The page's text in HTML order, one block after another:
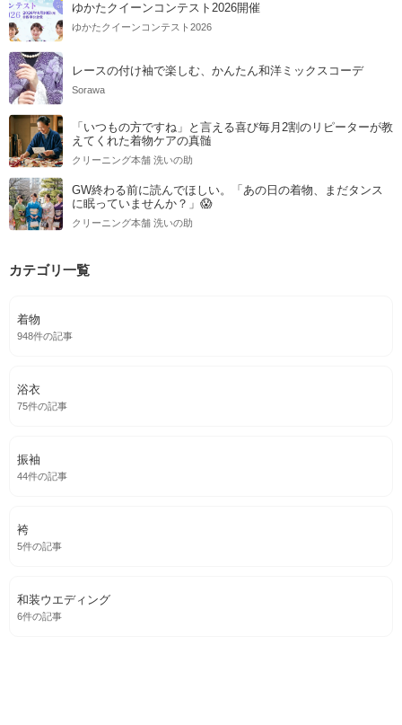
ゆかたクイーンコンテスト2026開催
ゆかたクイーンコンテスト2026
レースの付け袖で楽しむ、かんたん和洋ミックスコーデ
Sorawa
「いつもの方ですね」と言える喜び毎月2割のリピーターが教
えてくれた着物ケアの真髄
クリーニング本舗 洗いの助
GW終わる前に読んでほしい。「あの日の着物、まだタンス
に眠っていませんか？」😱
クリーニング本舗 洗いの助
カテゴリ一覧
着物
948件の記事
浴衣
75件の記事
振袖
44件の記事
袴
5件の記事
和装ウエディング
6件の記事